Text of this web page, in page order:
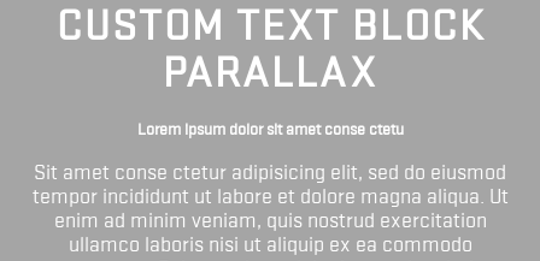
CUSTOM TEXT BLOCK
PARALLAX
Lorem ipsum dolor sit amet conse ctetu
Sit amet conse ctetur adipisicing elit, sed do eiusmod
tempor incididunt ut labore et dolore magna aliqua. Ut
enim ad minim veniam, quis nostrud exercitation
ullamco laboris nisi ut aliquip ex ea commodo